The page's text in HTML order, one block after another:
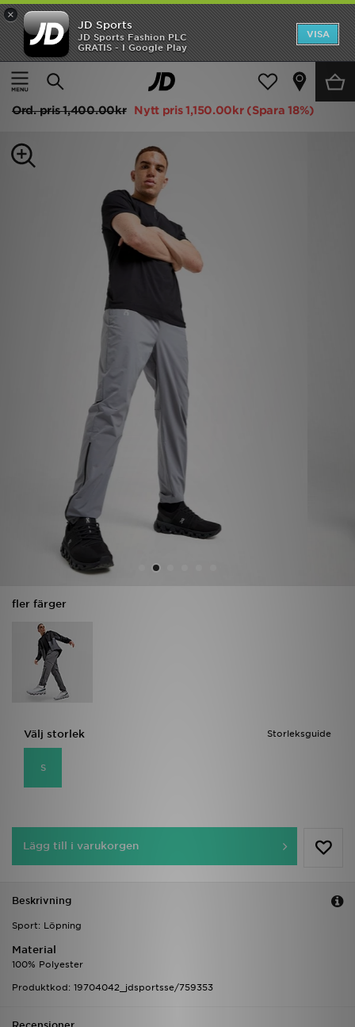
×
JD Sports
JD Sports Fashion PLC
GRATIS - I Google Play
VISA
Hem
Herr Herrkläder Träningsbyxor
On Running Träningsbyxor Herr
Ord. pris1,400.00kr Nytt pris1,150.00kr (Spara 18%)
fler färger
Storleksguide
Välj storlek
S
Lägg till i varukorgen
Beskrivning
Sport: Löpning
Material
100% Polyester
Produktkod: 19704042_jdsportsse/759353
Hem
Rea
Dam
Ladda ner appen
Mina meddelanden
Kundservice
JD Blogg